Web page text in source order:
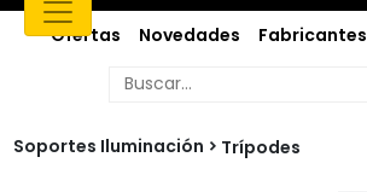
Ofertas Novedades Fabricantes
Soportes Iluminación Trípodes